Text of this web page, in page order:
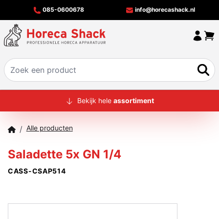
085-0600678 info@horecashack.nl
HOME
MERKEN
Bekijk hele assortiment
/ Alle producten
Saladette 5x GN 1/4
CASS-CSAP514